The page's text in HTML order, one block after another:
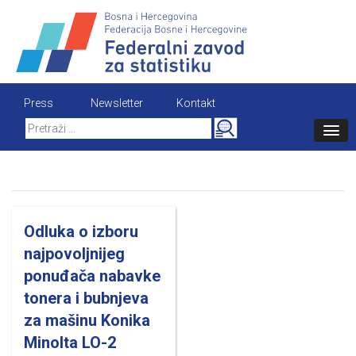
content
Press Newsletter
Kontakt
Search
for:
Odluka o izboru
najpovoljnijeg
ponuđača nabavke
tonera i bubnjeva
za mašinu Konika
Minolta LO-2